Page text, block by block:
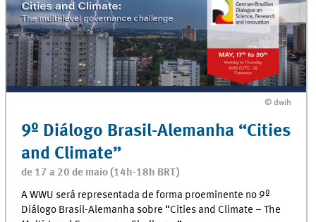
© dwih
© dwih
9º Diálogo Brasil-Alemanha “Cities
and Climate”
de 17 a 20 de maio (14h-18h BRT)
A WWU será representada de forma proeminente no 9º
Diálogo Brasil-Alemanha sobre “Cities and Climate – The